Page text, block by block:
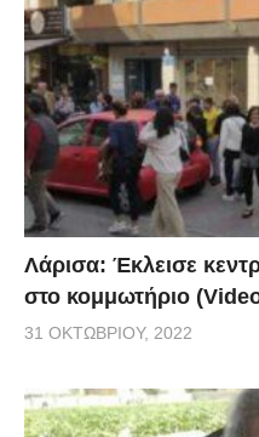
Λάρισα: Έκλεισε
στο κομμωτήριο
31 ΟΚΤΩΒΡΊΟΥ, 2022